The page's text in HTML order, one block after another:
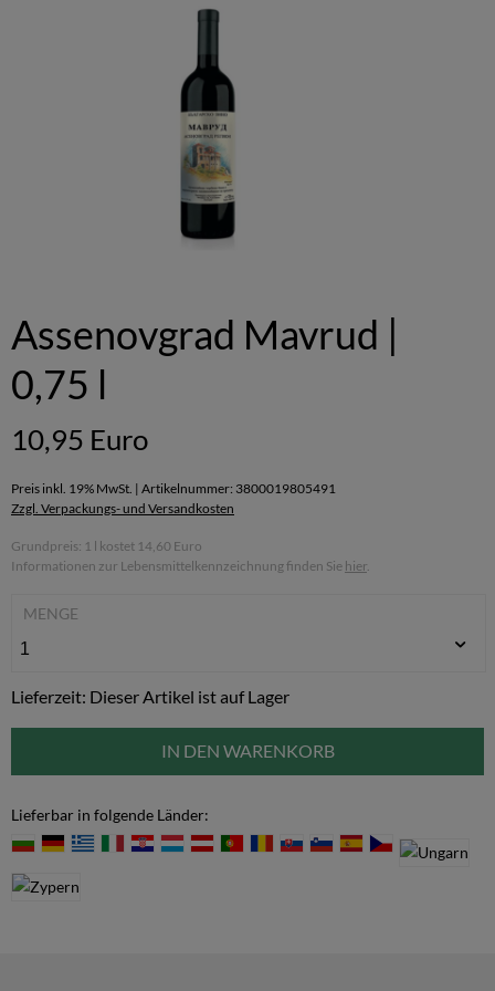
Assenovgrad Mavrud |
0,75 l
10,95 Euro
Preis inkl. 19% MwSt. | Artikelnummer: 3800019805491
Zzgl. Verpackungs- und Versandkosten
Grundpreis: 1 l kostet 14,60 Euro
Informationen zur Lebensmittelkennzeichnung finden Sie hier.
MENGE
Lieferzeit: Dieser Artikel ist auf Lager
IN DEN WARENKORB
Lieferbar in folgende Länder: